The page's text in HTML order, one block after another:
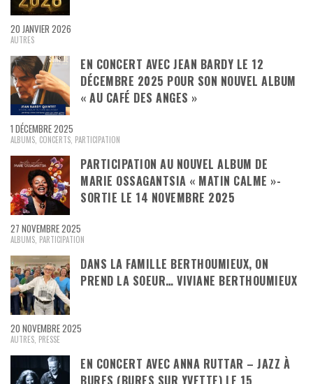
20 JANVIER 2026
AUTRES
EN CONCERT AVEC JEAN BARDY LE 12
DÉCEMBRE 2025 POUR SON NOUVEL ALBUM
« AU CAFÉ DES ANGES »
1 DÉCEMBRE 2025
ALBUMS, CONCERTS, PARTICIPATION
PARTICIPATION AU NOUVEL ALBUM DE
MARIE OSSAGANTSIA « MATIN CALME »-
SORTIE LE 14 NOVEMBRE 2025
27 NOVEMBRE 2025
ALBUMS, PARTICIPATION
DANS LA FAMILLE BERTHOUMIEUX, ON
PREND LA SOEUR… VIVIANE BERTHOUMIEUX
20 NOVEMBRE 2025
AUTRES, PRESSE
EN CONCERT AVEC ANNA RUTTAR – JAZZ À